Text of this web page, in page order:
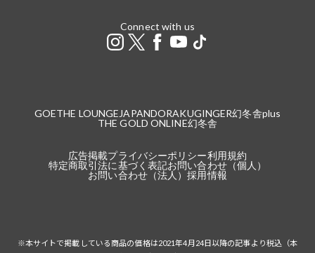
Connect with us
GOETHE LOUNGE JAPANDORAKUGINGER幻冬舎plus
THE GOLD ONLINE幻冬舎
広告掲載プライバシーポリシー利用規約
特定商取引法に基づく表記お問い合わせ（個人）
お問い合わせ（法人）採用情報
※本サイトで掲載している商品の価格は2021年4月24日以降の記事より税込（本